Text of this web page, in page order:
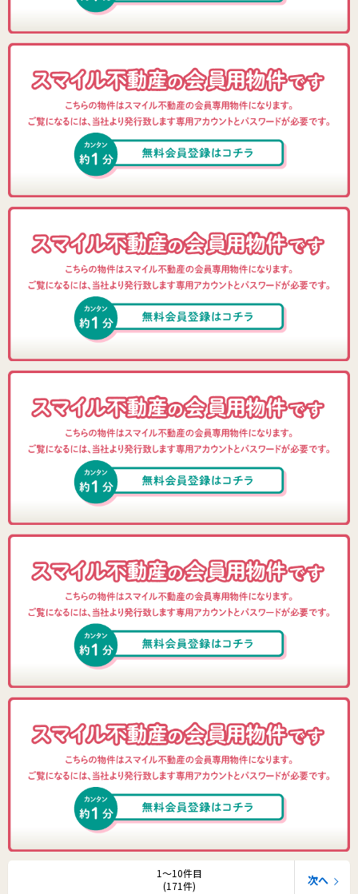
1〜10件目
(171件)
次へ